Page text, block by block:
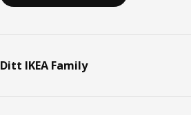
Ditt IKEA Family